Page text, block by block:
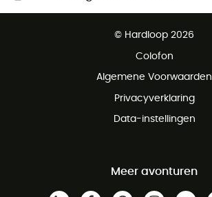
Gratis retourneren binnen 100 dagen
© Hardloop 2026
Colofon
Algemene Voorwaarden
Privacyverklaring
Data-instellingen
Meer avonturen